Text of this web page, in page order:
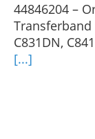
44846204 –
Transferband
C831DN,
[...]